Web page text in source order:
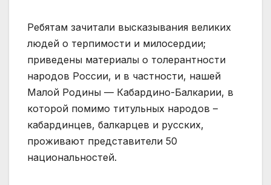
Ребятам зачитали высказывания великих
людей о терпимости и милосердии;
приведены материалы о толерантности
народов России, и в частности, нашей
Малой Родины — Кабардино-Балкарии, в
которой помимо титульных народов –
кабардинцев, балкарцев и русских,
проживают представители 50
национальностей.